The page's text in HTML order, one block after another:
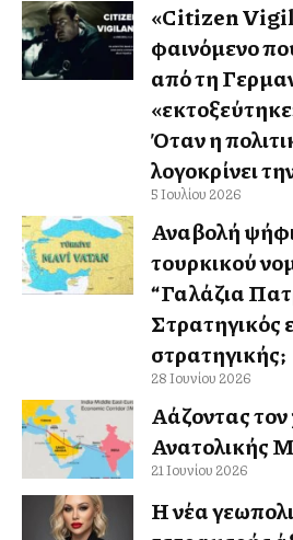
«Citizen
φαινόμενο
από τη
Όταν η
λογοκρίνει
5 Ιουλίου 2026
Αναβολή
τουρκικού
“Γαλάζια
Στρατηγικός
στρατηγικής;
28 Ιουνίου 2026
Αλλάζοντας
Ανατολικής
21 Ιουνίου 2026
Η νέα